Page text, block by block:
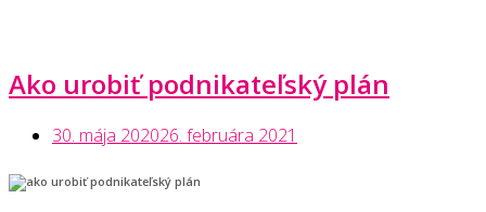
Ako urobiť podnikateľský plán
30. mája 202026. februára 2021